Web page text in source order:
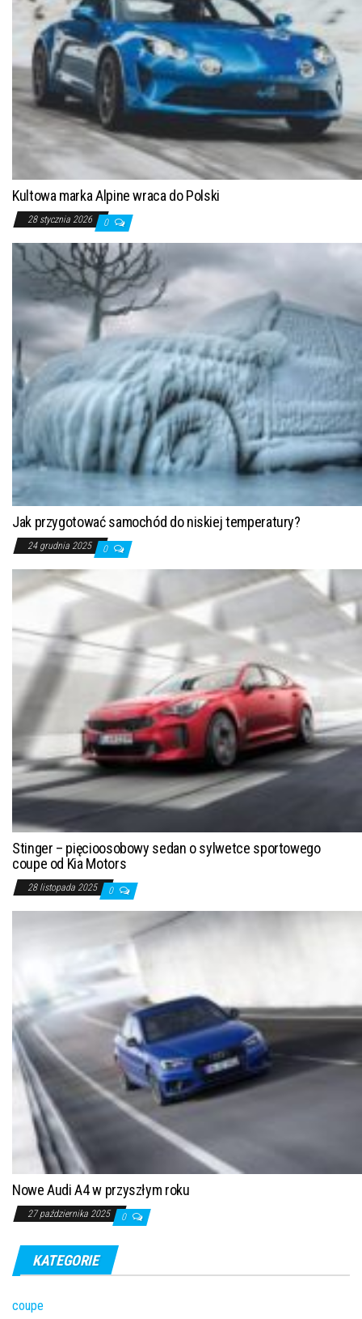
Kultowa marka Alpine wraca do Polski
28 stycznia 2026 0
Jak przygotować samochód do niskiej temperatury?
24 grudnia 2025 0
Stinger – pięcioosobowy sedan o sylwetce sportowego
coupe od Kia Motors
28 listopada 2025 0
Nowe Audi A4 w przyszłym roku
27 października 2025 0
KATEGORIE
coupe